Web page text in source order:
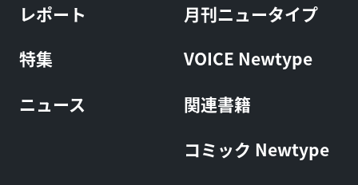
レポート
特集
ニュース
月刊ニュータイプ
VOICE Newtype
関連書籍
コミック Newtype